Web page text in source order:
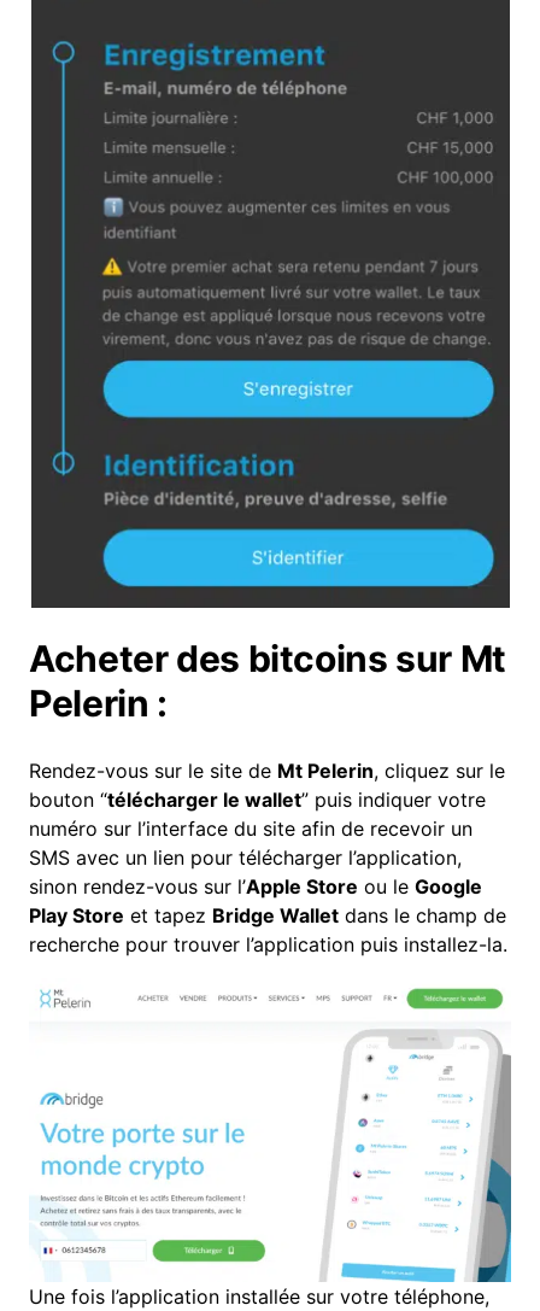
Acheter des bitcoins sur Mt
Pelerin :
Rendez-vous sur le site de Mt Pelerin, cliquez sur le
bouton “télécharger le wallet” puis indiquer votre
numéro sur l’interface du site afin de recevoir un
SMS avec un lien pour télécharger l’application,
sinon rendez-vous sur l’Apple Store ou le Google
Play Store et tapez Bridge Wallet dans le champ de
recherche pour trouver l’application puis installez-la.
Une fois l’application installée sur votre téléphone,